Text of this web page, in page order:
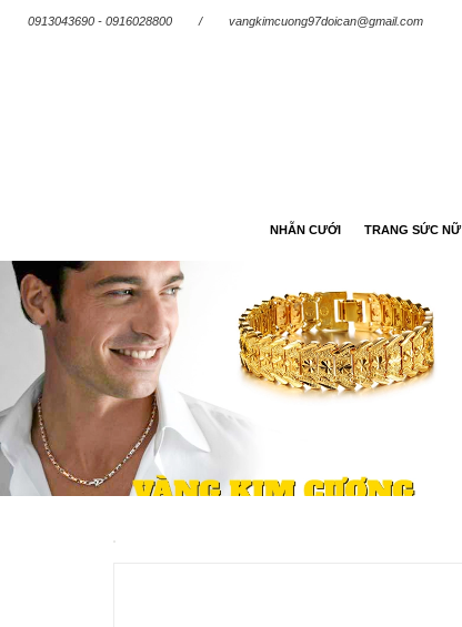
0913043690 - 0916028800 /
vangkimcuong97doican@gmail.com
NHẪN CƯỚI TRANG SỨC NỮ